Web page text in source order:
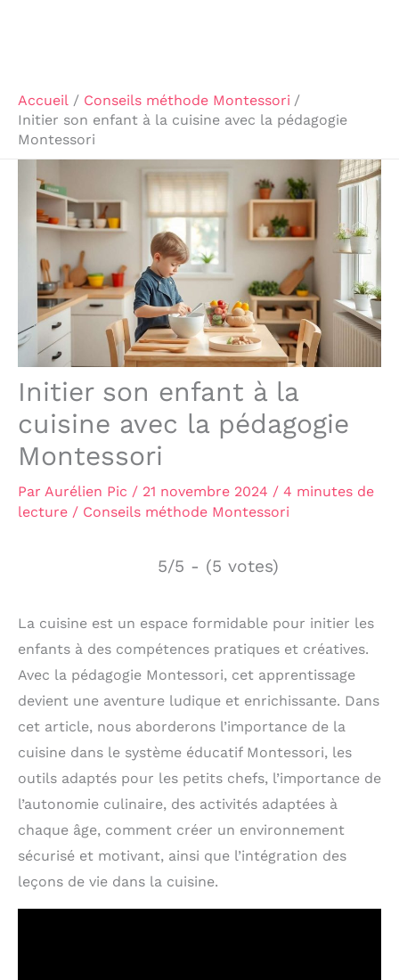
Accueil
Conseils méthode Montessori
Initier son enfant à la cuisine avec la pédagogie
Montessori
Initier son enfant à la
cuisine avec la pédagogie
Montessori
Par Aurélien Pic / 21 novembre 2024 / 4 minutes de
lecture / Conseils méthode Montessori
5/5 - (5 votes)
La cuisine est un espace formidable pour initier les
enfants à des compétences pratiques et créatives.
Avec la pédagogie Montessori, cet apprentissage
devient une aventure ludique et enrichissante. Dans
cet article, nous aborderons l’importance de la
cuisine dans le système éducatif Montessori, les
outils adaptés pour les petits chefs, l’importance de
l’autonomie culinaire, des activités adaptées à
chaque âge, comment créer un environnement
sécurisé et motivant, ainsi que l’intégration des
leçons de vie dans la cuisine.